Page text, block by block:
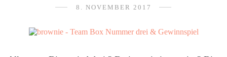
8. NOVEMBER 2017